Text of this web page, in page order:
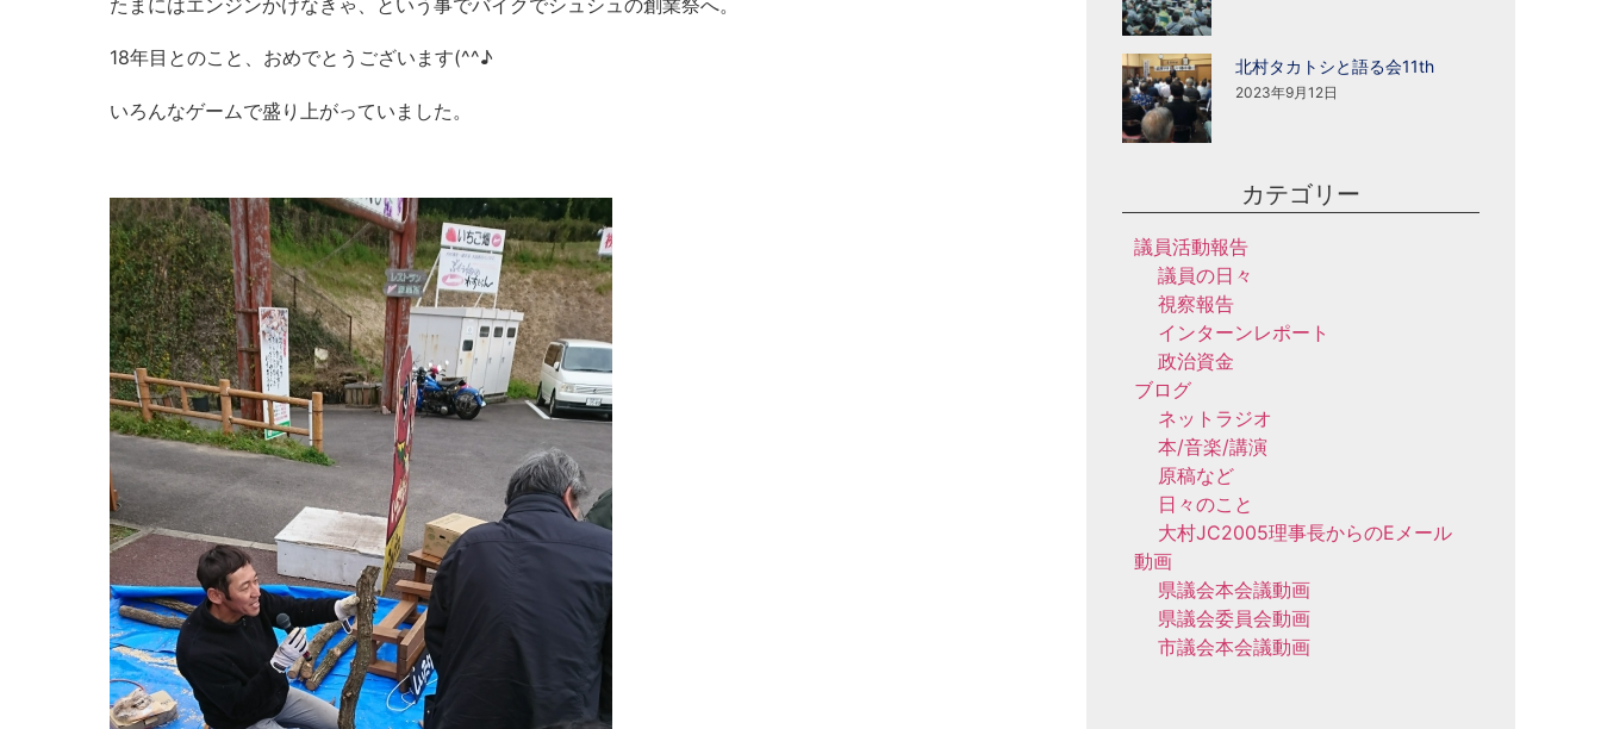
18年目とのこと、おめでとうございます(^^♪
いろんなゲームで盛り上がっていました。
北村タカトシと語る会11th
2023年9月12日
カテゴリー
議員活動報告
議員の日々
視察報告
インターンレポート
政治資金
ブログ
ネットラジオ
本/音楽/講演
原稿など
日々のこと
大村JC2005理事長からのEメール
動画
県議会本会議動画
県議会委員会動画
市議会本会議動画